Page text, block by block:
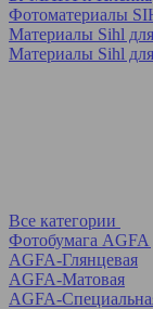
Фотоматериалы
Материалы Sihl
Материалы Sihl
Все категории
Фотобумага AGFA
AGFA-Глянцевая
AGFA-Матовая
AGFA-